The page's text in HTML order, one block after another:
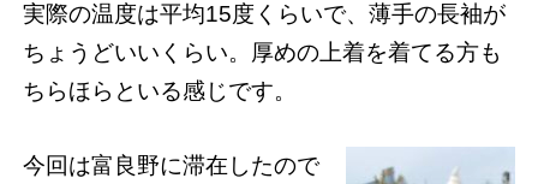
実際の温度は平均15度くらいで、薄手の長袖が
ちょうどいいくらい。厚めの上着を着てる方も
ちらほらといる感じです。
今回は富良野に滞在したので